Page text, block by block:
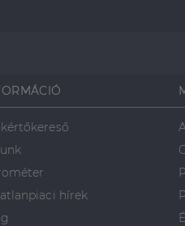
hírek